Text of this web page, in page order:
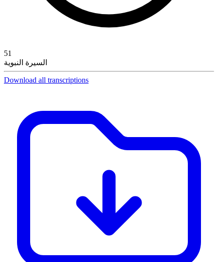
51
السيرة النبوية
Download all transcriptions